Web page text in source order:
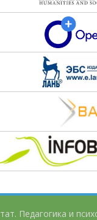
Педагогика и